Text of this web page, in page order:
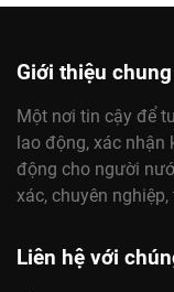
Giới thiệu chung
Một nơi tin cậy để
lao động, xác
động cho người
xác, chuyên
Liên hệ với